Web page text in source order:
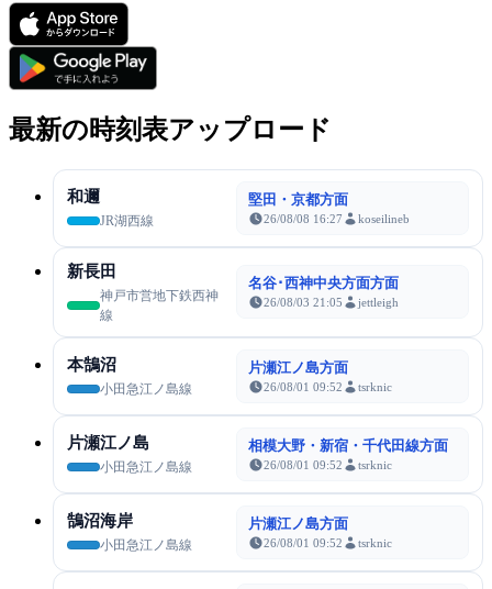
最新の時刻表アップロード
和邇
JR湖西線
堅田・京都方面
26/08/08 16:27 koseilineb
新長田
神戸市営地下鉄西神
線
名谷･西神中央方面方面
26/08/03 21:05 jettleigh
本鵠沼
小田急江ノ島線
片瀬江ノ島方面
26/08/01 09:52 tsrknic
片瀬江ノ島
小田急江ノ島線
相模大野・新宿・千代田線方面
26/08/01 09:52 tsrknic
鵠沼海岸
小田急江ノ島線
片瀬江ノ島方面
26/08/01 09:52 tsrknic